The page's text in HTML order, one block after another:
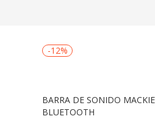
-12%
BARRA DE SONIDO
BLUETOOTH